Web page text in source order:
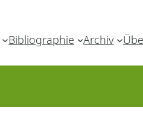
Bibliographie Archiv